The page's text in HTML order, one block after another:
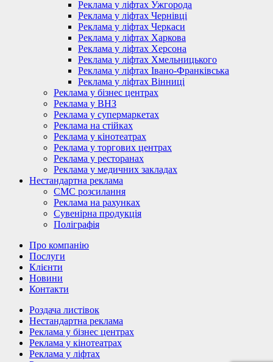
Реклама у ліфтах Ужгорода
Реклама у ліфтах Чернівці
Реклама у ліфтах Черкаси
Реклама у ліфтах Харкова
Реклама у ліфтах Херсона
Реклама у ліфтах Хмельницького
Реклама у ліфтах Івано-Франківська
Реклама у ліфтах Вінниці
Реклама у бізнес центрах
Реклама у ВНЗ
Реклама у супермаркетах
Реклама на стійках
Реклама у кінотеатрах
Реклама у торгових центрах
Реклама у ресторанах
Реклама у медичних закладах
Нестандартна реклама
СМС розсилання
Реклама на рахунках
Сувенірна продукція
Поліграфія
Про компанію
Послуги
Клієнти
Новини
Контакти
Роздача листівок
Нестандартна реклама
Реклама у бізнес центрах
Реклама у кінотеатрах
Реклама у ліфтах